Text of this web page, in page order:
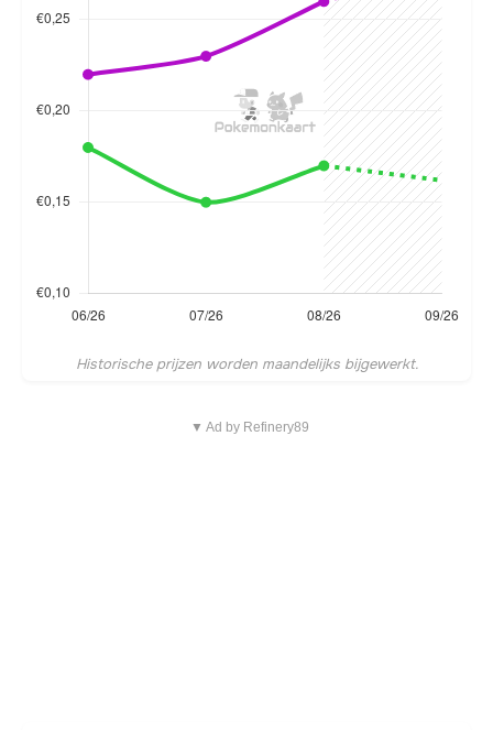
Historische prijzen worden maandelijks bijgewerkt.
▼ Ad by Refinery89